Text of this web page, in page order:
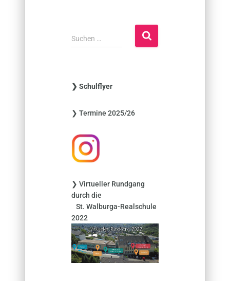
S
u
n
a
h
:
Suchen …
❯ Schulflyer
❯ Termine 2025/26
❯ Virtueller Rundgang
durch die
St. Walburga-Realschule
2022